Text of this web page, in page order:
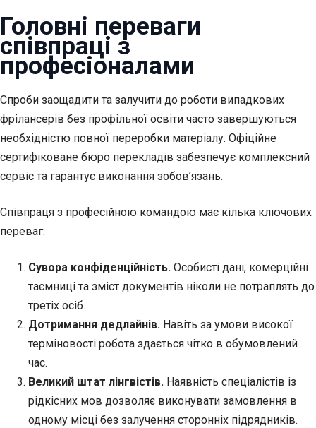
Головні переваги
співпраці з
професіоналами
Спроби заощадити та залучити до роботи випадкових
фрілансерів без профільної освіти часто завершуються
необхідністю повної переробки матеріалу. Офіційне
сертифіковане бюро перекладів забезпечує комплексний
сервіс та гарантує виконання зобов’язань.
Співпраця з професійною командою має кілька ключових
переваг:
Сувора конфіденційність. Особисті дані, комерційні
таємниці та зміст документів ніколи не потраплять до
третіх осіб.
Дотримання дедлайнів. Навіть за умови високої
терміновості робота здається чітко в обумовлений
час.
Великий штат лінгвістів. Наявність спеціалістів із
рідкісних мов дозволяє виконувати замовлення в
одному місці без залучення сторонніх підрядників.